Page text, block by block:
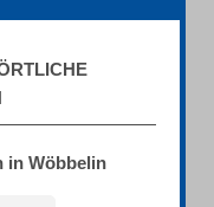
in Wöbbelin